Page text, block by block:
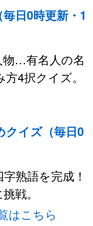
日0時更新・1
物…有名人の名
4択クイズ。
クイズ（毎日0
熟語を完成！
戦。
はこちら